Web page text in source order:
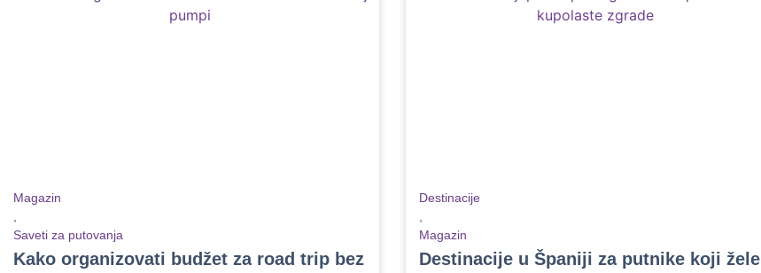
Magazin
Saveti za putovanja
Kako organizovati budžet za road trip bez
Destinacije
Magazin
Destinacije u Španiji za putnike koji žele